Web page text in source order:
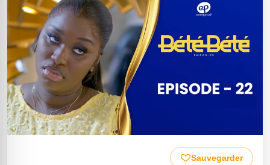
Sauvegarder